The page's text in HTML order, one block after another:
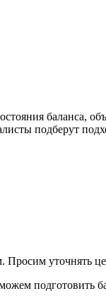
баланса,
подберут
Просим уточнять